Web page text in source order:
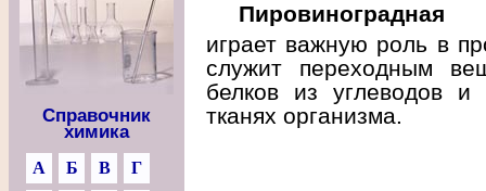
Справочник
химика
А Б В
Г
Пировиноградная
играет важную роль в
служит переходным
белков из углеводов
тканях организма.